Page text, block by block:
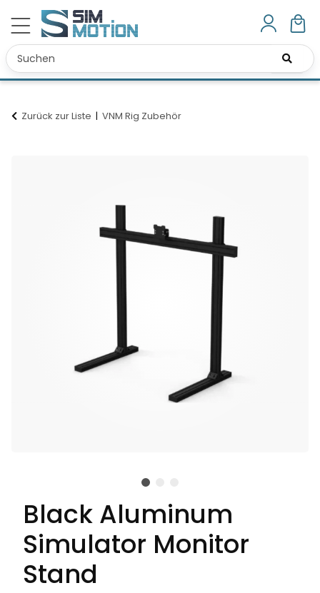
Zurück zur Liste VNM Rig Zubehör
Black Aluminum
Simulator Monitor
Stand